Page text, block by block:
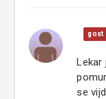
gost
Lekar
se